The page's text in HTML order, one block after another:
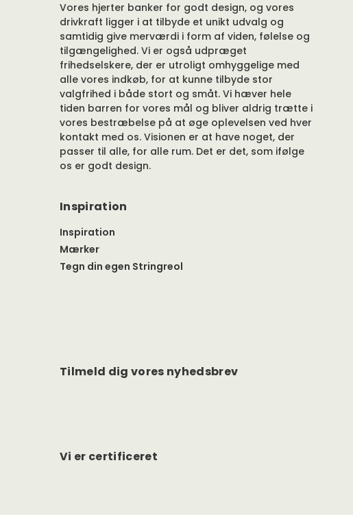
Vores hjerter banker for godt design, og vores
drivkraft ligger i at tilbyde et unikt udvalg og
samtidig give merværdi i form af viden, følelse og
tilgængelighed. Vi er også udpræget
frihedselskere, der er utroligt omhyggelige med
alle vores indkøb, for at kunne tilbyde stor
valgfrihed i både stort og småt. Vi hæver hele
tiden barren for vores mål og bliver aldrig trætte i
vores bestræbelse på at øge oplevelsen ved hver
kontakt med os. Visionen er at have noget, der
passer til alle, for alle rum. Det er det, som ifølge
os er godt design.
Inspiration
Inspiration
Mærker
Tegn din egen Stringreol
Tilmeld dig vores nyhedsbrev
Vi er certificeret